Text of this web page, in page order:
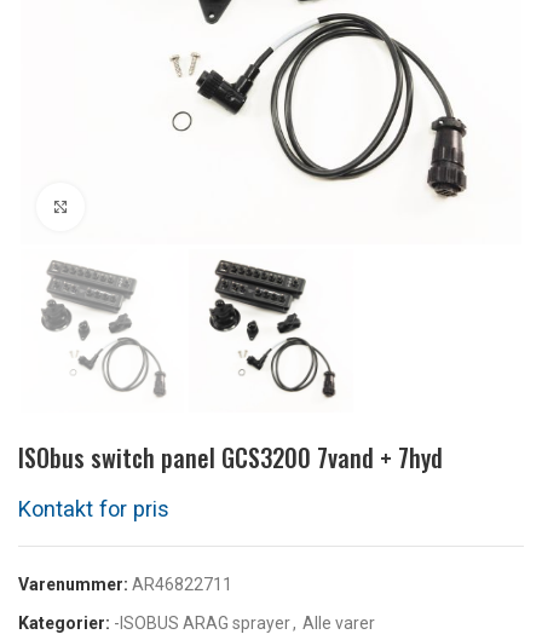
ISObus switch panel GCS3200 7vand + 7hyd
Varenummer: AR46822711
Kategorier: -ISOBUS ARAG sprayer, Alle varer